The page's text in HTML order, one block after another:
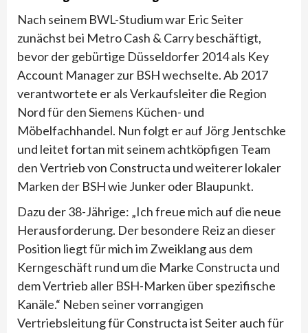
Nach seinem BWL-Studium war Eric Seiter
zunächst bei Metro Cash & Carry beschäftigt,
bevor der gebürtige Düsseldorfer 2014 als Key
Account Manager zur BSH wechselte. Ab 2017
verantwortete er als Verkaufsleiter die Region
Nord für den Siemens Küchen- und
Möbelfachhandel. Nun folgt er auf Jörg Jentschke
und leitet fortan mit seinem achtköpfigen Team
den Vertrieb von Constructa und weiterer lokaler
Marken der BSH wie Junker oder Blaupunkt.
Dazu der 38-Jährige: „Ich freue mich auf die neue
Herausforderung. Der besondere Reiz an dieser
Position liegt für mich im Zweiklang aus dem
Kerngeschäft rund um die Marke Constructa und
dem Vertrieb aller BSH-Marken über spezifische
Kanäle.“ Neben seiner vorrangigen
Vertriebsleitung für Constructa ist Seiter auch für